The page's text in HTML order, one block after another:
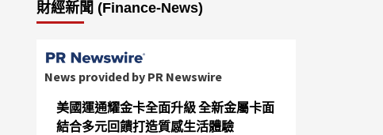
財經新聞 (Finance-News)
News provided by PR Newswire
美國運通耀金卡全面升級 全新金屬卡面
結合多元回饋打造質感生活體驗